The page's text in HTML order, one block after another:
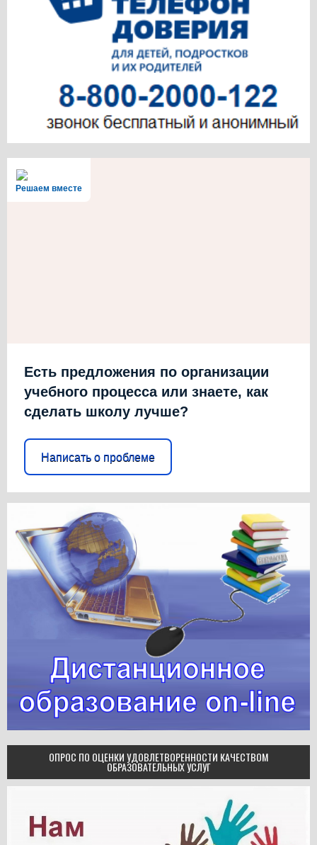
Решаем вместе
Есть предложения по организации
учебного процесса или знаете, как
сделать школу лучше?
Написать о проблеме
ОПРОС ПО ОЦЕНКИ УДОВЛЕТВОРЕННОСТИ КАЧЕСТВОМ
ОБРАЗОВАТЕЛЬНЫХ УСЛУГ